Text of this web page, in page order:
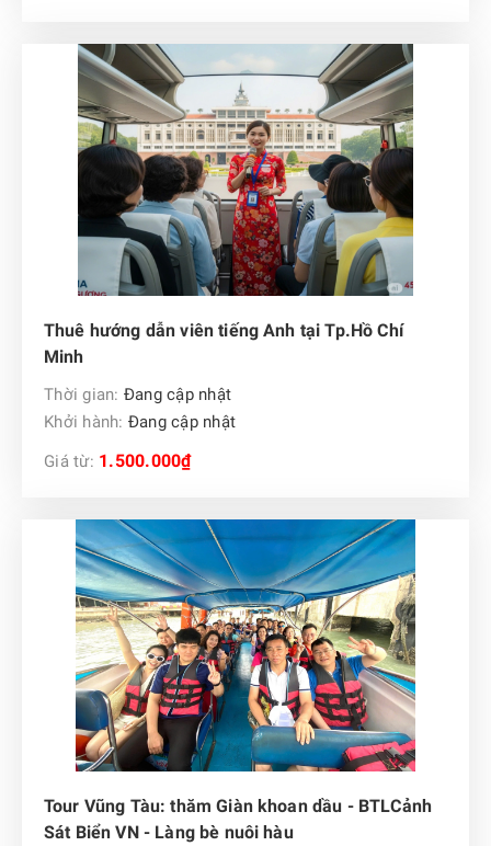
Thuê hướng dẫn viên tiếng Anh tại Tp.Hồ Chí
Minh
Thời gian: Đang cập nhật
Khởi hành: Đang cập nhật
Giá từ: 1.500.000₫
Tour Vũng Tàu: thăm Giàn khoan dầu - BTLCảnh
Sát Biển VN - Làng bè nuôi hàu